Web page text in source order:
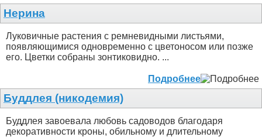
Нерина
Луковичные растения с ремневидными листьями,
появляющимися одновременно с цветоносом или позже
его. Цветки собраны зонтиковидно. ...
Подробнее
Буддлея (никодемия)
Буддлея завоевала любовь садоводов благодаря
декоративности кроны, обильному и длительному